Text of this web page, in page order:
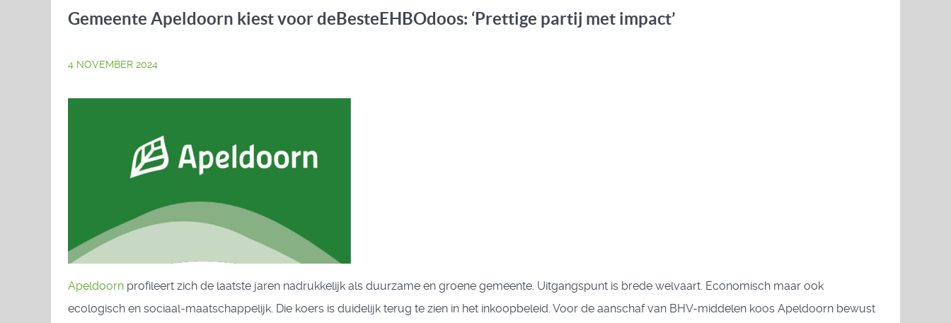
Gemeente Apeldoorn kiest voor deBesteEHBOdoos: ‘Prettige partij met impact’
4 NOVEMBER 2024
Apeldoorn profileert zich de laatste jaren nadrukkelijk als duurzame en groene gemeente. Uitgangspunt is brede welvaart. Economisch maar ook
ecologisch en sociaal-maatschappelijk. Die koers is duidelijk terug te zien in het inkoopbeleid. Voor de aanschaf van BHV-middelen koos Apeldoorn bewust